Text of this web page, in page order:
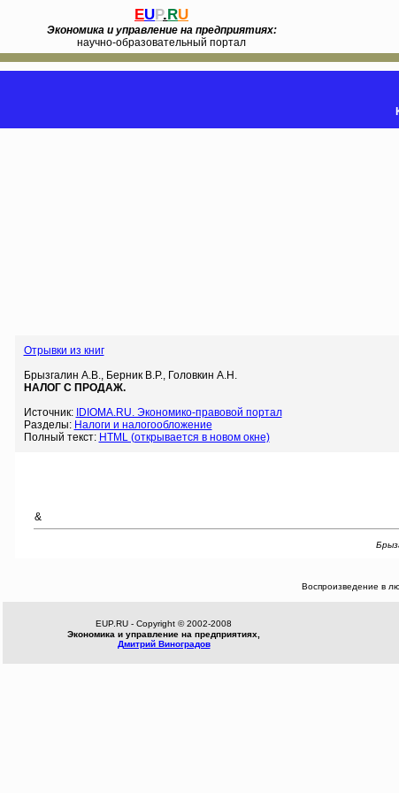
EUP.RU
Экономика и управление на предприятиях:
научно-образовательный портал
Отрывки из книг
Брызгалин А.В., Берник В.Р., Головкин А.Н.
НАЛОГ С ПРОДАЖ.
Источник: IDIOMA.RU. Экономико-правовой портал
Разделы: Налоги и налогообложение
Полный текст: HTML (открывается в новом окне)
&
Воспроизведение в
EUP.RU - Copyright © 2002-2008
Экономика и управление на предприятиях,
Дмитрий Виноградов